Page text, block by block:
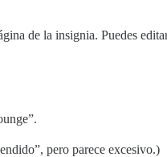
de la insignia. Puedes
pero parece excesivo.)